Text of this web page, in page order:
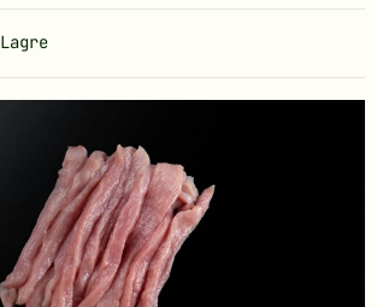
S
o
s
i
a
l
t
Lagre